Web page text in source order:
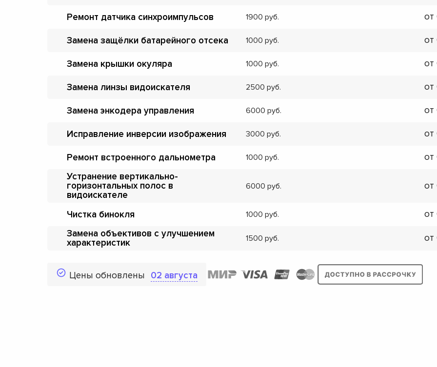
Ремонт датчика синхроимпульсов 1900
Замена защёлки батарейного отсека 1000
Замена крышки окуляра 1000
Замена линзы видоискателя 2500
Замена энкодера управления 6000
Исправление инверсии изображения 3000
Ремонт встроенного дальнометра 1000
Устранение вертикально-
горизонтальных полос в
видоискателе
6000
Чистка бинокля 1000
Замена объективов с улучшением
характеристик
1500
Цены обновлены 02 августа